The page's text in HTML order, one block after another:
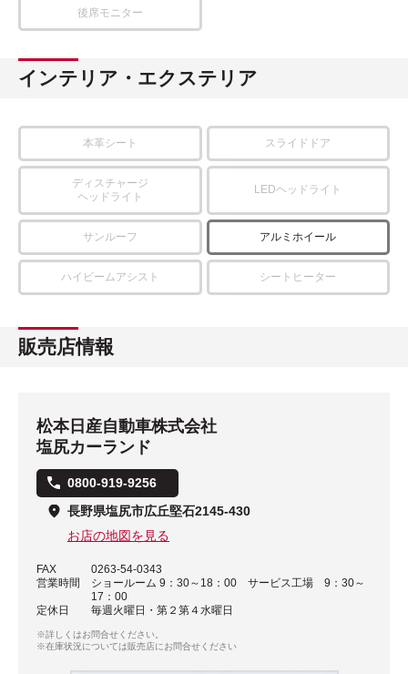
後席モニター
インテリア・エクステリア
本革シート スライドドア
ディスチャージ
ヘッドライト
LEDヘッドライト
サンルーフ アルミホイール
ハイビームアシスト シートヒーター
販売店情報
松本日産自動車株式会社
塩尻カーランド
0800-919-9256
長野県塩尻市広丘堅石2145-430
お店の地図を見る
FAX
0263-54-0343
営業時間
ショールーム 9：30～18：00 サービス工場 9：30～
17：00
定休日
毎週火曜日・第２第４水曜日
※詳しくはお問合せください。
※在庫状況については販売店にお問合せください